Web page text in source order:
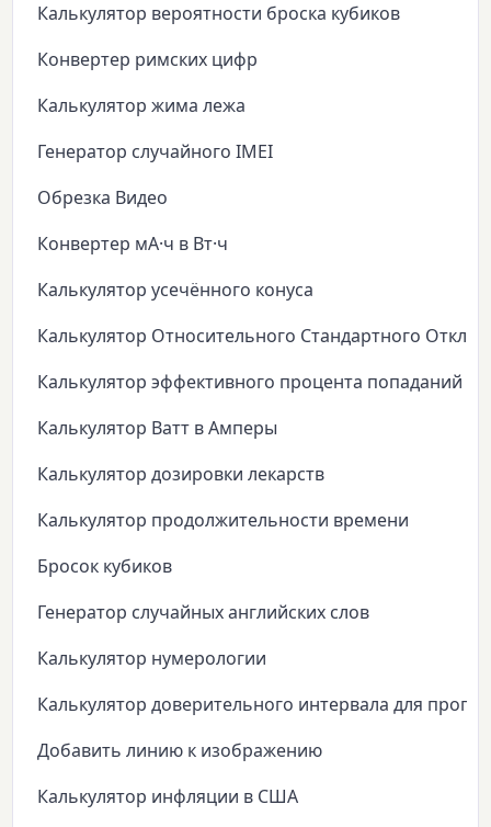
Калькулятор вероятности броска кубиков
Конвертер римских цифр
Калькулятор жима лежа
Генератор случайного IMEI
Обрезка Видео
Конвертер мА·ч в Вт·ч
Калькулятор усечённого конуса
Калькулятор Относительного Стандартного
Калькулятор эффективного процента попаданий
Калькулятор Ватт в Амперы
Калькулятор дозировки лекарств
Калькулятор продолжительности времени
Бросок кубиков
Генератор случайных английских слов
Калькулятор нумерологии
Калькулятор доверительного интервала для
Добавить линию к изображению
Калькулятор инфляции в США